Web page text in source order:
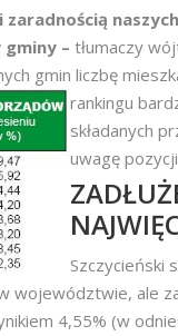
zaradnością
– tłumaczy
gmin liczbę
rankingu
składanych
uwagę
Szczycieński
województwie, ale
4,55% (w